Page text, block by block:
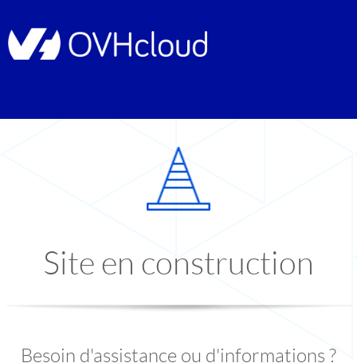
Site en construction
Besoin d'assistance ou d'informations ?